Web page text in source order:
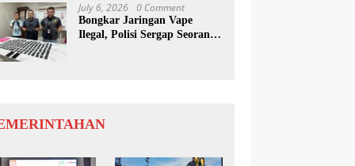
July 6, 2026 0 Comment
Bongkar Jaringan Vape
Ilegal, Polisi Sergap Seorang